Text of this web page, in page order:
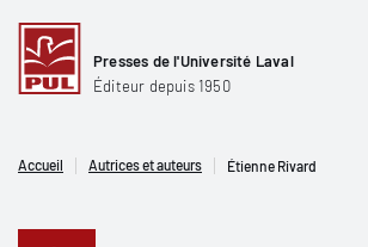
Presses de l'Université Laval
Éditeur depuis 1950
Accueil Autrices et auteurs Étienne Rivard